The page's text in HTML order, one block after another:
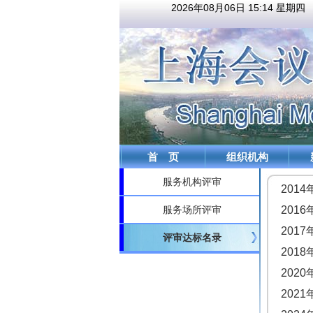
2026年08月06日 15:14 星期四
首 页 组织机构
服务机构评审
服务场所评审
评审达标名录
2014
2016
2017
2018
2020
2021